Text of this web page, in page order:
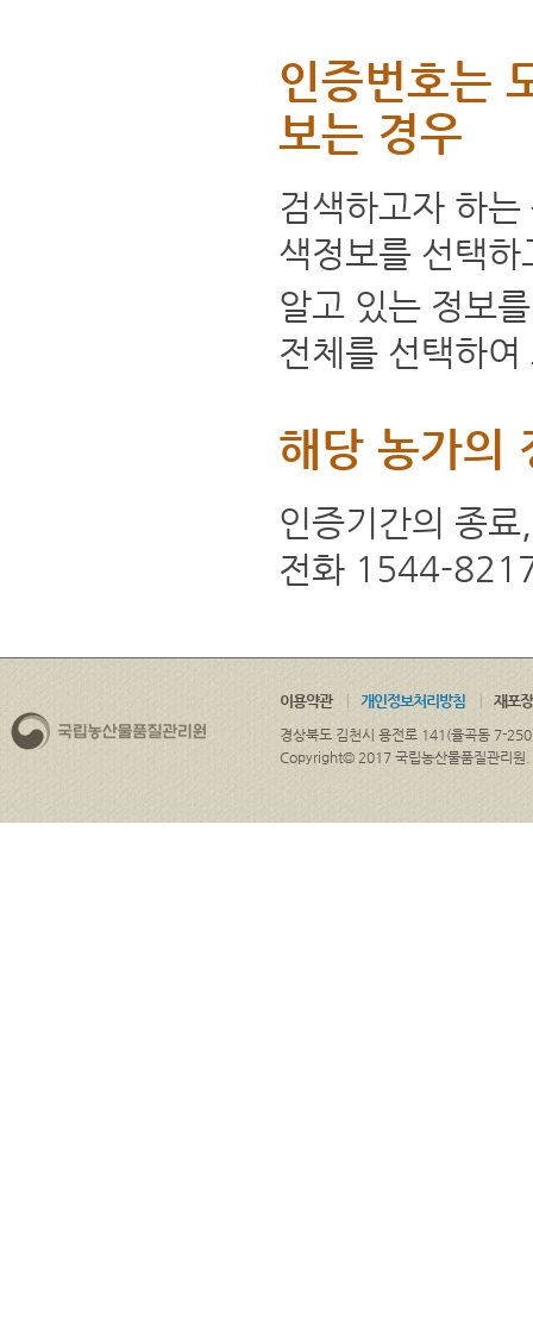
인증번호는
보는 경우
검색하고자 하
색정보를 선택
알고 있는 정보
전체를 선택하
해당 농가의
인증기간의 종
전화 1544-
이용약관 개인정보처리방침 재포
경상북도 김천시 용전로 141(율곡동 7-
Copyright© 2017 국립농산물품질관리원